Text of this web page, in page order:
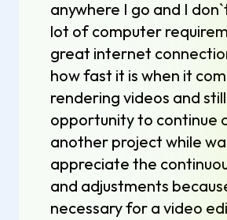
anywhere I go and I
lot of computer
great internet
how fast it is when it
rendering videos and
opportunity to continue
another project while
appreciate the
and adjustments
necessary for a video